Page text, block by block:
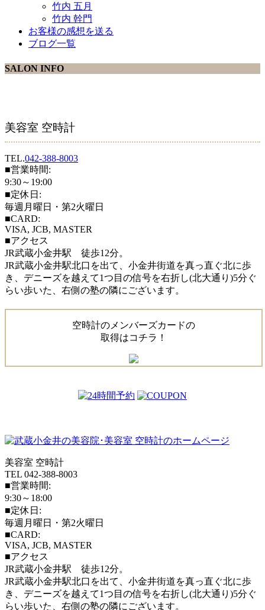
竹内 五月
竹内 幹門
お客様の感想を送る
ブログ一覧
SALON INFO
美容室 空時計
TEL.042-388-8003
■営業時間:
9:30～19:00
■定休日:
毎週月曜日・第2火曜日
■CARD:
VISA, JCB, MASTER
■アクセス
JR武蔵小金井駅 徒歩12分。
JR武蔵小金井駅北口を出て、小金井街道を真っ直ぐ北に歩
き、デニーズを越えて1つ目の信号を右折し(北大通り)5分ぐ
らい歩いた、右側の塾の隣にございます。
空時計のメンバーズカードの
取得はコチラ！
美容室 空時計
TEL 042-388-8003
■営業時間:
9:30～18:00
■定休日:
毎週月曜日・第2火曜日
■CARD:
VISA, JCB, MASTER
■アクセス
JR武蔵小金井駅 徒歩12分。
JR武蔵小金井駅北口を出て、小金井街道を真っ直ぐ北に歩
き、デニーズを越えて1つ目の信号を右折し(北大通り)5分ぐ
らい歩いた、右側の塾の隣にございます。